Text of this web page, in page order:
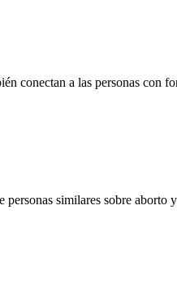
conectan a las personas con
similares sobre aborto